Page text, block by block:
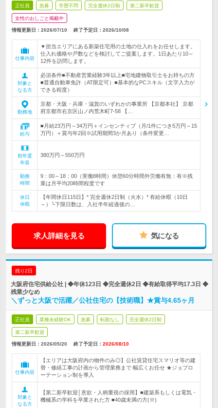
正社員 急募 学歴不問 完全週休2日制 第二新卒歓迎
女性のおしごと掲載中
情報更新日：2026/07/10 終了予定日： 2026/10/08
仕事内容
▼担当エリアにある新築住宅用の土地の仕入れをお任せします。
仕入れ価格や戸数などを検討してご提案します。1日あたり10～
12件を訪問します。
対象と
なる方
必須条件■不動産営業経験3年以上■宅地建物取引士をお持ちの方
■普通自動車免許（AT限定可）■基本的なPCスキル（文字入力が
できる程度）
勤務地
京都・大阪・兵庫・滋賀のいずれかの事業所 【京都本社】 京都
府京都市右京区山ノ内荒木町7-58 【…
給与
■月給23万円～34万円＋インセンティブ（月/1件につき5万円～15
万円）＋賞与年2回※試用期間3か月あり（条件変更…
初年度
年収
380万円～550万円
勤務
時間
9：00～18：00（実働8時間）休憩60分時間外労働有無：有※残
業は月平均20時間程度です
休日
休暇
【年間休日115日】* 完全週休2日制（火水）* 有給休暇（10日
～）└下限日数は、入社半年経過後の…
求人詳細を見る 気になる
残り2日
大阪府住宅供給公社 | ◆年休123日 ◆完全週休2日 ◆有給取得平均17.3日 ◆
残業少なめ
＼ずっと大阪で活躍／公社住宅の【技術職】★賞与4.65ヶ月
正社員 業種未経験OK 急募 転勤なし 完全週休2日制
第二新卒歓迎
情報更新日：2026/05/20 終了予定日： 2026/08/10
仕事内容
【エリアは大阪府内の物件のみ◎】公社賃貸住宅スマリオ等の建
替・修繕工事の計画から管理業務まで 幅広くお任せ ★ジョブロ
ーテーション制を導入
対象と
なる方
【第二新卒歓迎│意欲・人柄重視の採用】■建築系もしくは電気・
機械系の学科を卒業された方 ■40歳未満の方(※)